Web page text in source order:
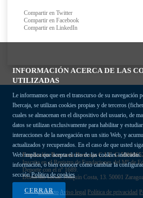
INFORMACIÓN ACERCA DE LAS
UTILIZADAS
Le informamos que en el transcurso de su navegación
Ibercaja, se utilizan cookies propias y de terceros
cuales se almacenan en el dispositivo del usuario, de
datos se utilizan exclusivamente para habilitar y
interacciones de la navegación en un sitio Web, y
actualizados y recuperados. En el caso de que usted
Web implica que acepta el uso de las cookies indicadas.
información, o bien conocer cómo cambiar la
secciónPolítica de cookies
CERRAR
Compartir en Twitter
Compartir en Facebook
Compartir en LinkedIn
Fundación Bancaria Ibercaja C.I.F. G-
Inscrita en el Registro de Fundaciones del Mº de
Deporte con el nº 1689.
Domicilio social: Joaquín Costa, 13. 50001
ContactoAviso legal Política de privacidad